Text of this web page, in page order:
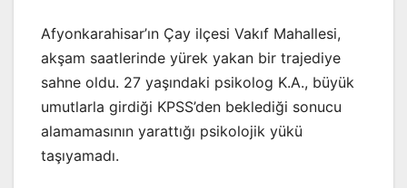
Afyonkarahisar’ın Çay ilçesi Vakıf Mahallesi,
akşam saatlerinde yürek yakan bir trajediye
sahne oldu. 27 yaşındaki psikolog K.A., büyük
umutlarla girdiği KPSS’den beklediği sonucu
alamamasının yarattığı psikolojik yükü
taşıyamadı.